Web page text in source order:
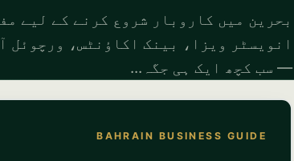
بحرین میں کاروبار شروع کرنے کے لیے
— سب کچھ ایک ہی جگہ...